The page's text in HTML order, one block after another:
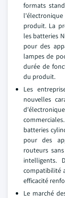
formats
produit. La
les batteries
pour des
lampes de
durée de
du produit.
Les
nouvelles
batteries
pour des
routeurs
intelligents.
compatibilité
efficacité
Le marché